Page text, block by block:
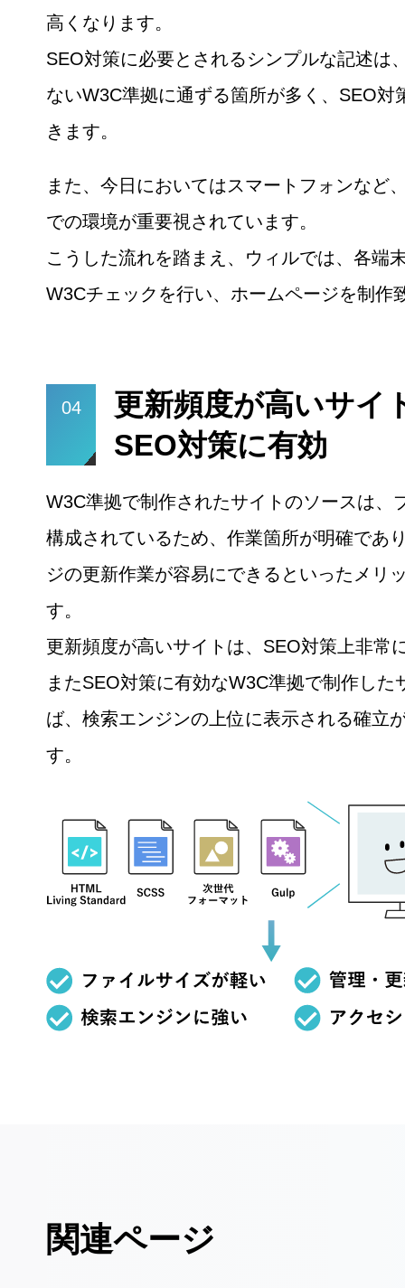
高くなります。
SEO対策に必要とされるシンプルな記述は
ないW3C準拠に通ずる箇所が多く、SEO対
きます。
また、今日においてはスマートフォンなど
での環境が重要視されています。
こうした流れを踏まえ、ウィルでは、各端
W3Cチェックを行い、ホームページを制作
04
更新頻度が高いサイ
SEO対策に有効
W3C準拠で制作されたサイトのソースは、
構成されているため、作業箇所が明確であ
ジの更新作業が容易にできるといったメリ
す。
更新頻度が高いサイトは、SEO対策上非常
またSEO対策に有効なW3C準拠で制作した
ば、検索エンジンの上位に表示される確立
す。
関連ページ